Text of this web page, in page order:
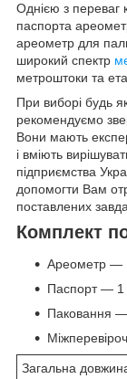
Однією з переваг
паспорта
ареометр для
широкий спектр
метроштоки та
При виборі будь
рекомендуємо
Вони мають
і вміють
підприємства
допомогти Вам
поставлених
Комплект
Ареометр —
Паспорт — 1
Паковання
Загальна